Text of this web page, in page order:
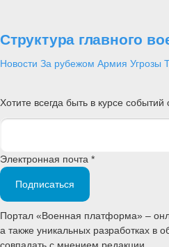
Структура главного
Новости За рубежом Армия Угрозы
Хотите всегда быть в курсе
Электронная почта *
Подписаться
Портал «Военная платформа» –
а также уникальных разработках в
совпадать с мнением редакции.